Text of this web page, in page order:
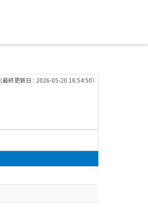
（最終更新日 : 2026-05-20 16:54:50）